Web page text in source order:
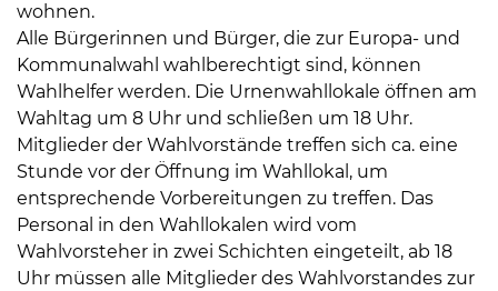
wohnen.
Alle Bürgerinnen und Bürger, die zur Europa- und
Kommunalwahl wahlberechtigt sind, können
Wahlhelfer werden. Die Urnenwahllokale öffnen am
Wahltag um 8 Uhr und schließen um 18 Uhr.
Mitglieder der Wahlvorstände treffen sich ca. eine
Stunde vor der Öffnung im Wahllokal, um
entsprechende Vorbereitungen zu treffen. Das
Personal in den Wahllokalen wird vom
Wahlvorsteher in zwei Schichten eingeteilt, ab 18
Uhr müssen alle Mitglieder des Wahlvorstandes zur